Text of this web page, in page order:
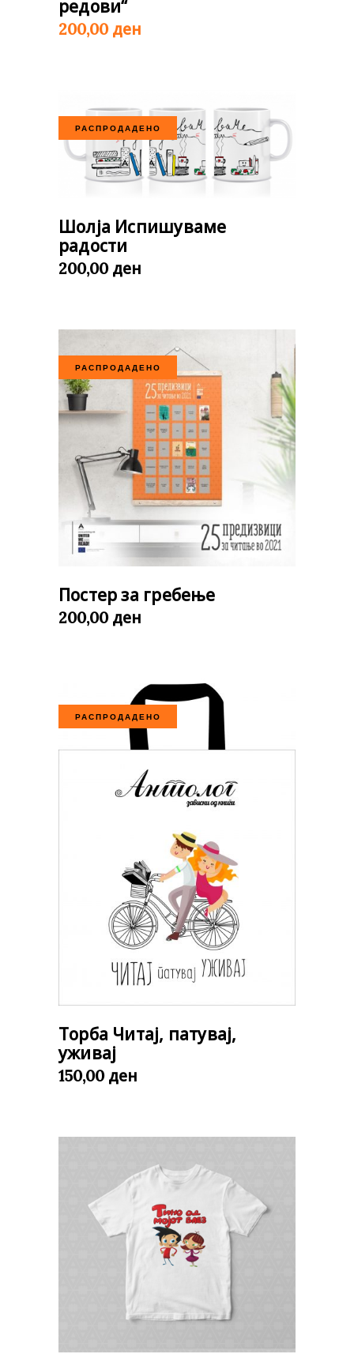
редови“
200,00 ден
РАСПРОДАДЕНО
Шолја Испишуваме
радости
200,00 ден
РАСПРОДАДЕНО
Постер за гребење
200,00 ден
РАСПРОДАДЕНО
Торба Читај, патувај,
уживај
150,00 ден